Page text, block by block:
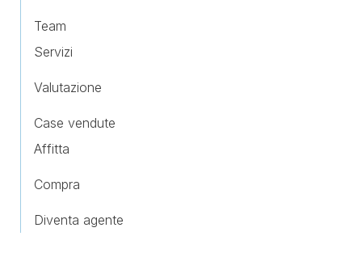
Team
Servizi
Valutazione
Case vendute
Affitta
Compra
Diventa agente